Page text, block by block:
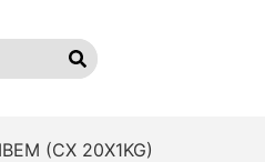
(CX 20X1KG)